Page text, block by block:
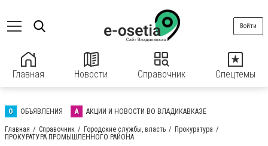
Главная Новости Справочник Спецтемы
Войти
О ОБЪЯВЛЕНИЯ А АКЦИИ И НОВОСТИ ВО ВЛАДИКАВКАЗЕ
Главная Справочник Городские службы, власть
Прокуратура
ПРОКУРАТУРА ПРОМЫШЛЕННОГО РАЙОНА